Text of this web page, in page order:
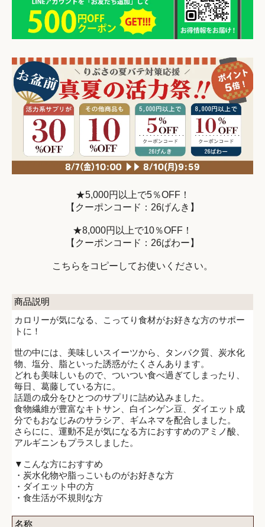
★5,000円以上で5％OFF！
【クーポンコード：26げんき】
★8,000円以上で10％OFF！
【クーポンコード：26ぱわー】
こちらをコピーしてお使いください。
商品説明
カロリーが気になる、こってり食材がお好きな方のサポー
トに！
世の中には、美味しいスイーツから、タンパク質、炭水化
物、塩分、脂といった誘惑がたくさんあります。
どれも美味しいもので、ついつい食べ過ぎてしまったり、
毎日、葛藤している方に。
話題の成分をひとつのサプリに詰め込みました。
食物繊維が豊富なキトサン、白インゲン豆、ダイエット成
分でもおなじみのサラシア、ギムネマを配合しました。
さらにに、運動不足が気になる方におすすめのアミノ酸、
アルギニンもプラスしました。
▼こんな方におすすめ
・炭水化物や脂っこいものがお好きな方
・ダイエット中の方
・食生活が不規則な方
名称